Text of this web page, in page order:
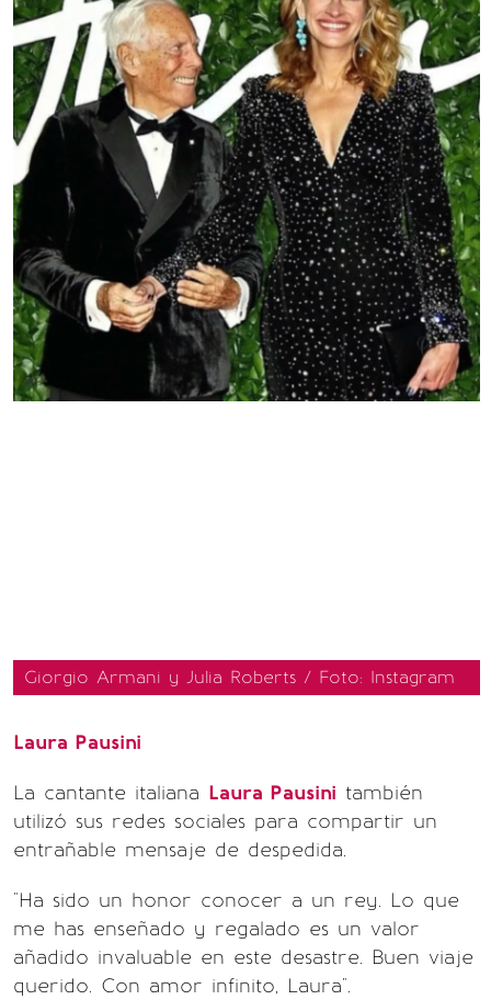
Giorgio Armani y Julia Roberts / Foto: Instagram
Laura Pausini
La cantante italiana Laura Pausini también
utilizó sus redes sociales para compartir un
entrañable mensaje de despedida.
"Ha sido un honor conocer a un rey. Lo que
me has enseñado y regalado es un valor
añadido invaluable en este desastre. Buen viaje
querido. Con amor infinito, Laura".